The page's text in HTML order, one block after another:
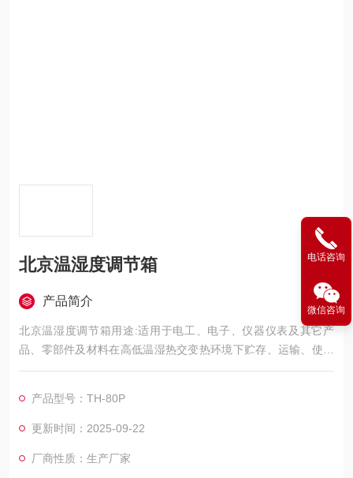
北京温湿度调节箱
产品简介
北京温湿度调节箱用途:适用于电工、电子、仪器仪表及其它产
品、零部件及材料在高低温湿热交变热环境下贮存、运输、使用
时的适应性试验； 是各类电子、电工、电器、塑胶、塑料等原材
性测试设备
产品型号：TH-80P
更新时间：2025-09-22
厂商性质：生产厂家
电话咨询
微信咨询